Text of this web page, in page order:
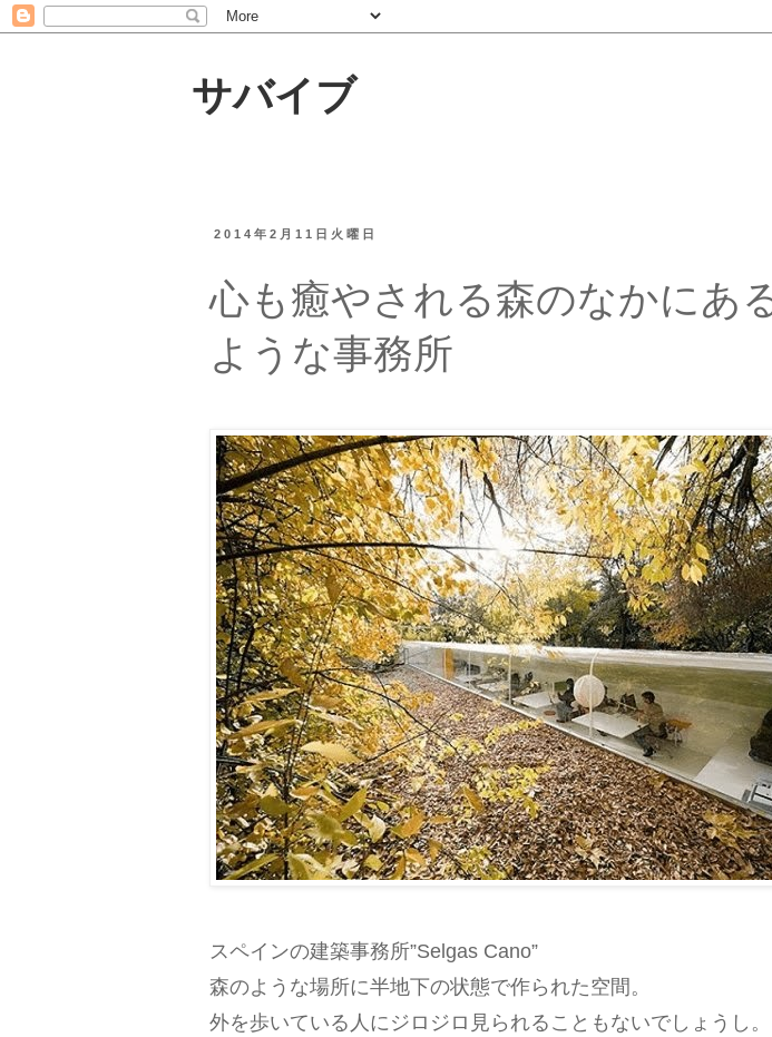
サバイブ
2014年2月11日火曜日
心も癒やされる森のなかにあ
ような事務所
スペインの建築事務所”Selgas Cano”
森のような場所に半地下の状態で作られた空間。
外を歩いている人にジロジロ見られることもないでしょうし。